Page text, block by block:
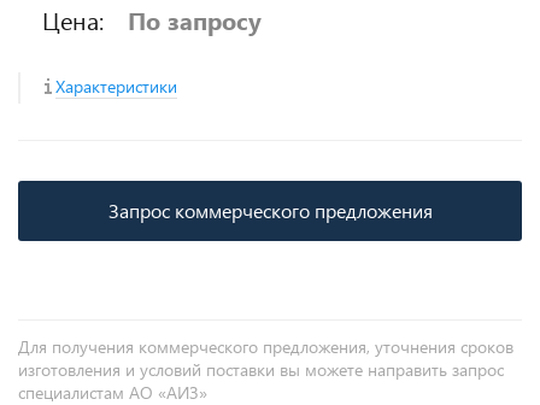
Цена: По запросу
Характеристики
Запрос коммерческого предложения
Для получения коммерческого предложения, уточнения сроков
изготовления и условий поставки вы можете направить запрос
специалистам АО «АИЗ»